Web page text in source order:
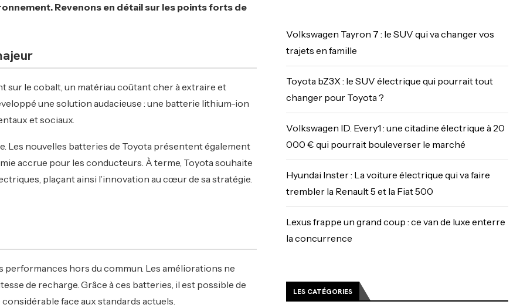
Revenons en détail sur les points forts de
sur le cobalt, un matériau coûtant cher à extraire et
une solution audacieuse : une batterie lithium-ion
et sociaux.
Les nouvelles batteries de Toyota présentent également
accrue pour les conducteurs. À terme, Toyota souhaite
plaçant ainsi l’innovation au cœur de sa stratégie.
performances hors du commun. Les améliorations ne
de recharge. Grâce à ces batteries, il est possible de
face aux standards actuels.
Volkswagen Tayron 7 : le SUV qui va changer vos
trajets en famille
Toyota bZ3X : le SUV électrique qui pourrait tout
changer pour Toyota ?
Volkswagen ID. Every1 : une citadine électrique à 20
000 € qui pourrait bouleverser le marché
Hyundai Inster : La voiture électrique qui va faire
trembler la Renault 5 et la Fiat 500
Lexus frappe un grand coup : ce van de luxe enterre
la concurrence
LES CATÉGORIES